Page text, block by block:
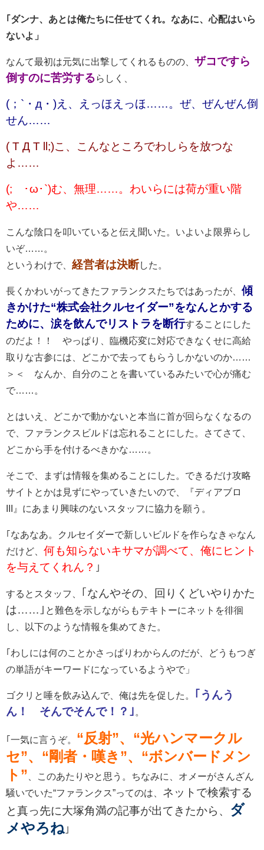
｢ダンナ、あとは俺たちに任せてくれ。なあに、心配はいら
ないよ」
なんて最初は元気に出撃してくれるものの、 ザコですら
倒すのに苦労するらしく、
(；`・д・)え、えっほえっほ……。ぜ、ぜんぜん倒
せん……
( T Д T ll;)こ、こんなところでわしらを放つな
よ……
(;´･ω･`)む、無理……。わいらには荷が重い階
や……
こんな陰口を叩いていると伝え聞いた。いよいよ限界らし
いぞ……。
というわけで、 経営者は決断した。
長くかわいがってきたファランクスたちではあったが、 傾
きかけた“株式会社クルセイダー”をなんとかする
ために、涙を飲んでリストラを断行することにした
のだよ！！ やっぱり、臨機応変に対応できなくせに高給
取りな古参には、どこかで去ってもらうしかないのか……
＞＜ なんか、自分のことを書いているみたいで心が痛む
で……。
とはいえ、どこかで動かないと本当に首が回らなくなるの
で、ファランクスビルドは忘れることにした。さてさて、
どこから手を付けるべきかな……。
そこで、まずは情報を集めることにした。できるだけ攻略
サイトとかは見ずにやっていきたいので、『ディアブロ
III』にあまり興味のないスタッフに協力を願う。
｢なあなあ。クルセイダーで新しいビルドを作らなきゃなん
だけど、 何も知らないキサマが調べて、俺にヒント
を与えてくれん？ ｣
するとスタッフ、
｢なんやその、回りくどいやりかた
は……｣ と難色を示しながらもテキトーにネットを徘徊
し、以下のような情報を集めてきた。
｢わしには何のことかさっぱりわからんのだが、どうもつぎ
の単語がキーワードになっているようやで」
ゴクリと唾を飲み込んで、俺は先を促した。
｢うんう
ん！ そんでそんで！？｣
｢一気に言うぞ。 “反射”、“光ハンマークル
セ”、“剛者・嘆き”、“ボンバードメン
ト” 、このあたりやと思う。ちなみに、オメーがさんざん
騒いでいた“ファランクス”ってのは、 ネットで検索する
と真っ先に大塚角満の記事が出てきたから、
ダ
メやろね ｣